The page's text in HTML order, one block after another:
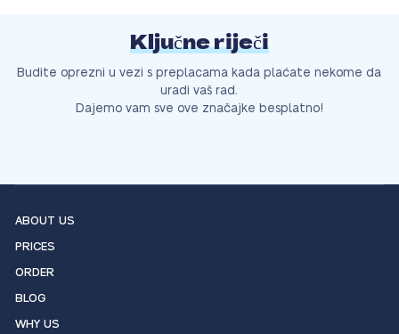
Ključne riječi
Budite oprezni u vezi s preplacama kada plaćate nekome da
uradi vaš rad.
Dajemo vam sve ove značajke besplatno!
ABOUT US
PRICES
ORDER
BLOG
WHY US